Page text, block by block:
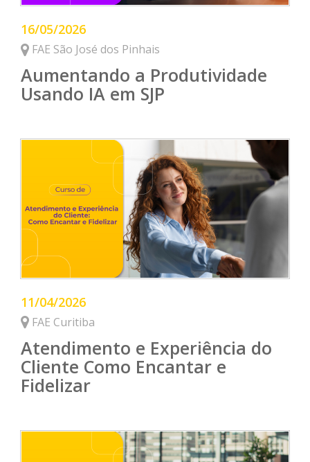
16/05/2026
FAE São José dos Pinhais
Aumentando a Produtividade
Usando IA em SJP
11/04/2026
FAE Curitiba
Atendimento e Experiência do
Cliente Como Encantar e
Fidelizar